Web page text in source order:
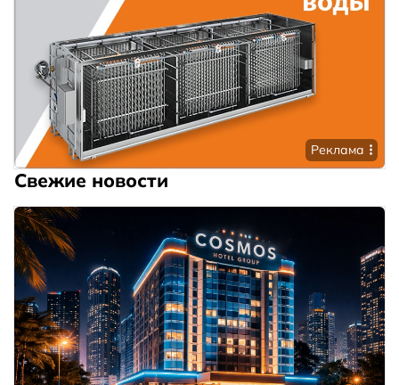
Реклама
Свежие новости